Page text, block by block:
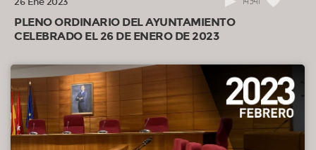
PLENO ORDINARIO DEL AYUNTAMIENTO
CELEBRADO EL 26 DE ENERO DE 2023